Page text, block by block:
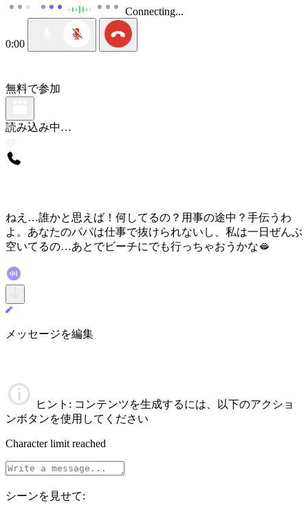
Connecting...
0:00
無料で参加
読み込み中…
ねえ…誰かと思えば！何してるの？用事の途中？手伝うわ
よ。あなたのパパは仕事で抜けられないし、私は一日ぜんぶ
空いてるの…あとでビーチにでも行っちゃおうかな🫦
メッセージを編集
ヒント : コンテンツを生成するには、以下のアクショ
ンボタンを使用してください
Character limit reached
シーンを見せて: